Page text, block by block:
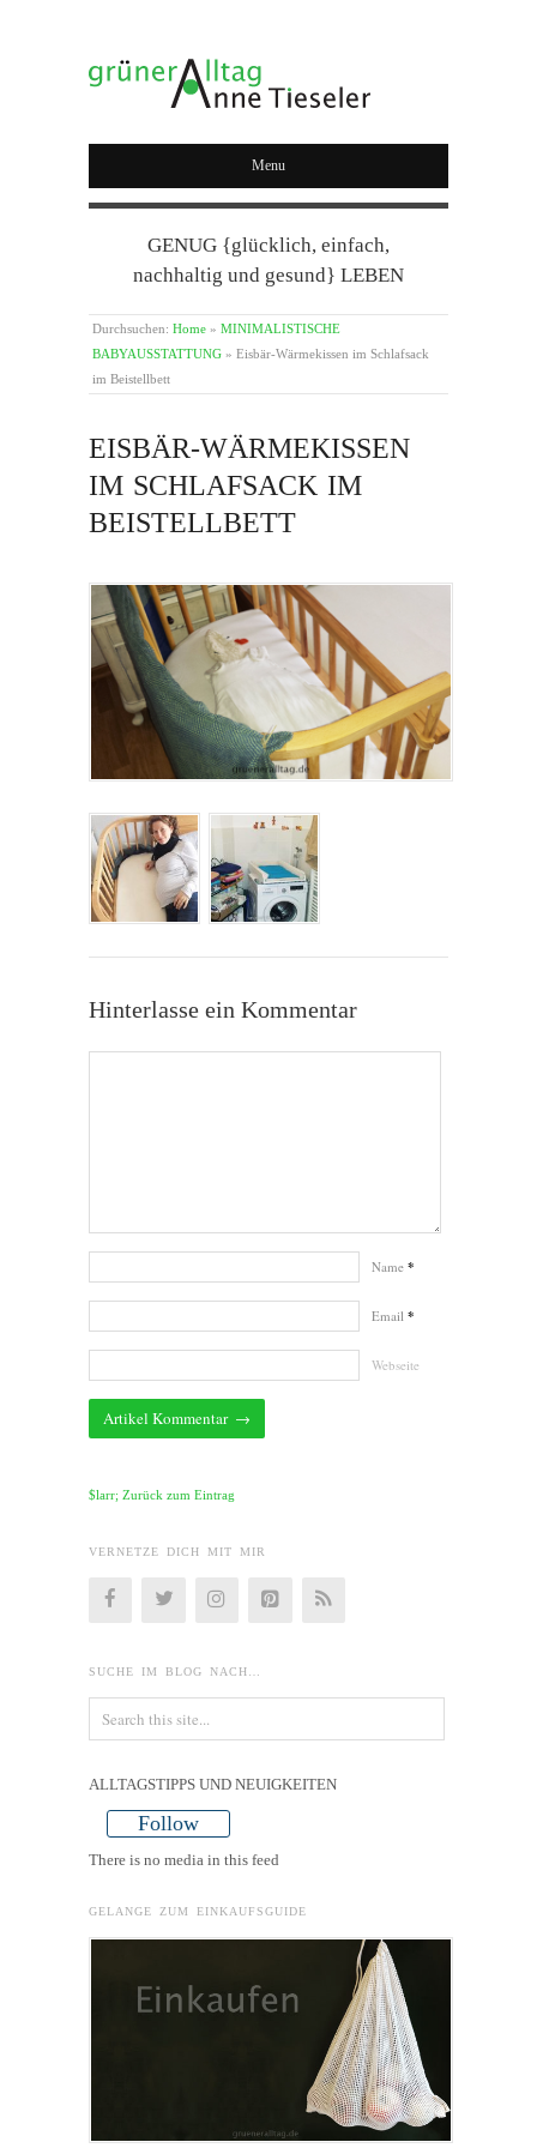
GRÜNER ALLTAG
Menu
GENUG {glücklich, einfach,
nachhaltig und gesund} LEBEN
Durchsuchen: Home » MINIMALISTISCHE
BABYAUSSTATTUNG » Eisbär-Wärmekissen im Schlafsack
im Beistellbett
EISBÄR-WÄRMEKISSEN
IM SCHLAFSACK IM
BEISTELLBETT
Hinterlasse ein Kommentar
Name *
Email *
Webseite
$larr; Zurück zum Eintrag
VERNETZE DICH MIT MIR
SUCHE IM BLOG NACH…
ALLTAGSTIPPS UND NEUIGKEITEN
Follow
There is no media in this feed
GELANGE ZUM EINKAUFSGUIDE